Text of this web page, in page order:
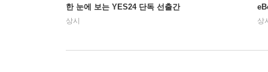
한 눈에 보는 YES24 단독 선출간
상시 상